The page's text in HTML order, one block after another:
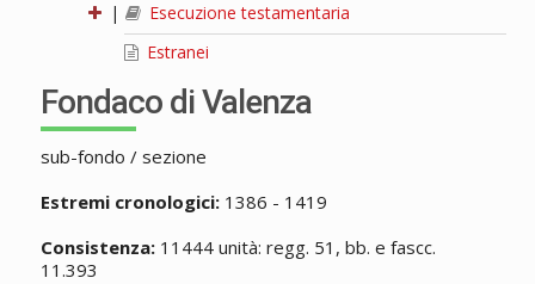
|
Esecuzione testamentaria
Estranei
Fondaco di Valenza
sub-fondo / sezione
Estremi cronologici:1386 - 1419
Consistenza:11444 unità: regg. 51, bb. e fascc.
11.393